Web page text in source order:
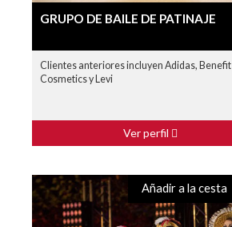
GRUPO DE BAILE DE PATINAJE
Clientes anteriores incluyen Adidas, Benefit
Cosmetics y Levi
Ver perfil
Añadir a la cesta